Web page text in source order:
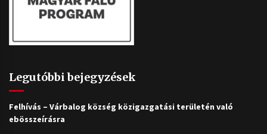
Legutóbbi bejegyzések
Felhívás – Várbalog község közigazgatási területén való
ebösszeírásra